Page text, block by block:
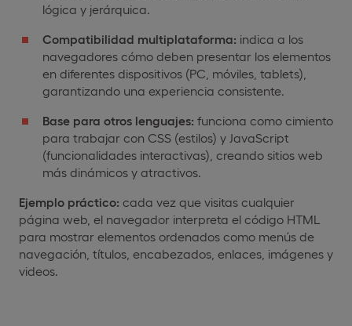
lógica y jerárquica.
Compatibilidad multiplataforma: indica a los
navegadores cómo deben presentar los elementos
en diferentes dispositivos (PC, móviles, tablets),
garantizando una experiencia consistente.
Base para otros lenguajes: funciona como cimiento
para trabajar con CSS (estilos) y JavaScript
(funcionalidades interactivas), creando sitios web
más dinámicos y atractivos.
Ejemplo práctico: cada vez que visitas cualquier
página web, el navegador interpreta el código HTML
para mostrar elementos ordenados como menús de
navegación, títulos, encabezados, enlaces, imágenes y
videos.